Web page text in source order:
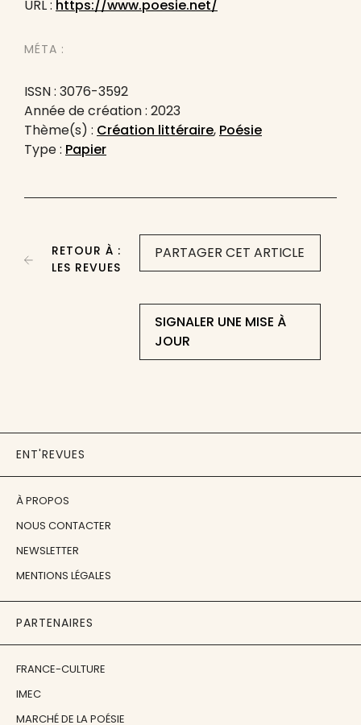
URL : https://www.poesie.net/
MÉTA :
ISSN : 3076-3592
Année de création : 2023
Thème(s) : Création littéraire, Poésie
Type : Papier
PARTAGER CET ARTICLE
SIGNALER UNE MISE À
JOUR
RETOUR À :
LES REVUES
ENT'REVUES
À PROPOS
NOUS CONTACTER
NEWSLETTER
MENTIONS LÉGALES
PARTENAIRES
FRANCE-CULTURE
IMEC
MARCHÉ DE LA POÉSIE